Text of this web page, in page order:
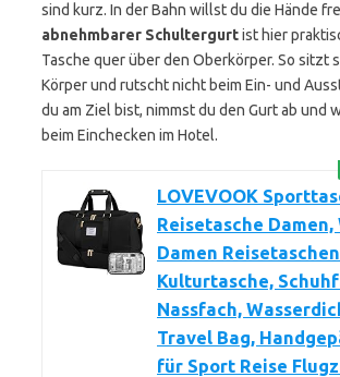
sind kurz. In der Bahn willst du die Hände
abnehmbarer Schultergurtist hier
Tasche quer über den Oberkörper. So sitzt
Körper und rutscht nicht beim Ein- und
du am Ziel bist, nimmst du den Gurt ab und
beim Einchecken im Hotel.
LOVEVOOK
Reisetasche Damen,
Damen
Kulturtasche,
Nassfach,
Travel Bag,
für Sport Reise